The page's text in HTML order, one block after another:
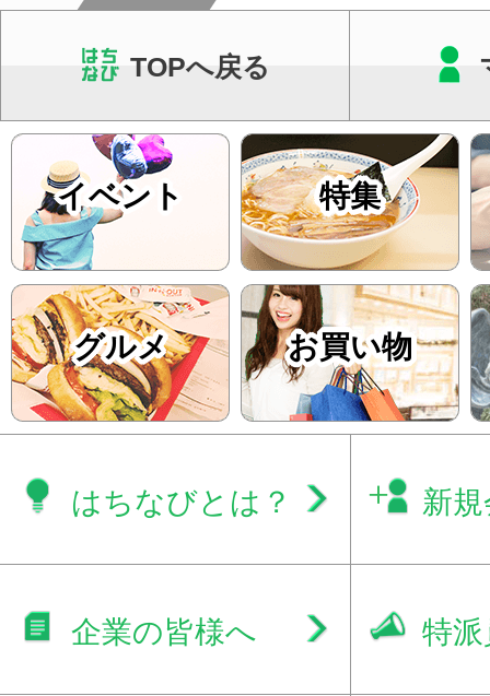
TOPへ戻る
イベント 特集
グルメ お買い物
はちなびとは？ 新
企業の皆様へ 特